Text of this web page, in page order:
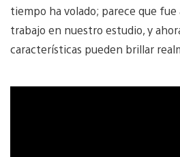
tiempo ha volado; parece que
trabajo en nuestro estudio, y
características pueden brillar